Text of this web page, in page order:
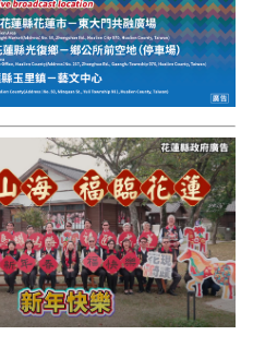
新竹市
和平鄉
台南市
澎湖縣
香港
台東市
雲林縣
長濱鄉